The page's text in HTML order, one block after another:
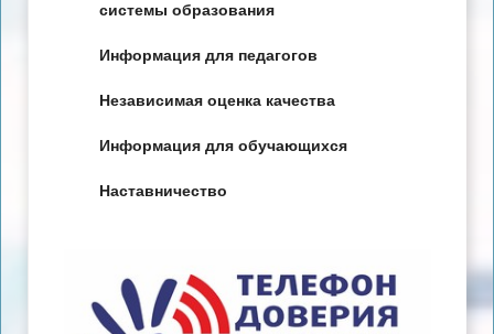
системы образования
Информация для педагогов
Независимая оценка качества
Информация для обучающихся
Наставничество